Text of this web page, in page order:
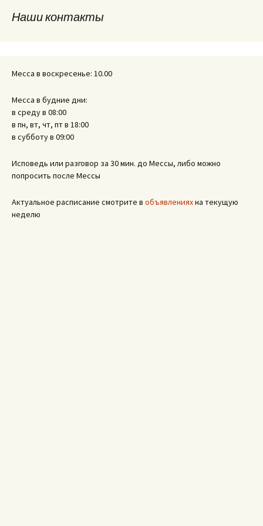
Наши контакты
Месса в воскресенье: 10.00
Месса в будние дни:
в среду в 08:00
в пн, вт, чт, пт в 18:00
в субботу в 09:00
Исповедь или разговор за 30 мин. до Мессы, либо можно
попросить после Мессы
Актуальное расписание смотрите в объявленияхна текущую
неделю